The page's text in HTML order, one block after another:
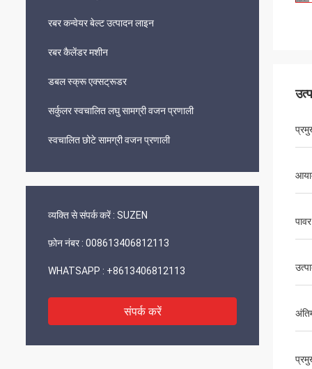
रबर कन्वेयर बेल्ट उत्पादन लाइन
रबर कैलेंडर मशीन
डबल स्क्रू एक्सट्रूडर
सर्कुलर स्वचालित लघु सामग्री वजन प्रणाली
स्वचालित छोटे सामग्री वजन प्रणाली
व्यक्ति से संपर्क करें : SUZEN
फ़ोन नंबर : 008613406812113
WHATSAPP : +8613406812113
संपर्क करें